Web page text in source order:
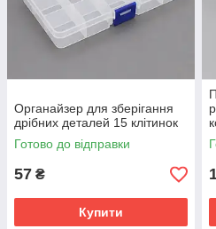
Органайзер для зберігання
дрібних деталей 15 клітинок
Готово до відправки
57 ₴
Купити